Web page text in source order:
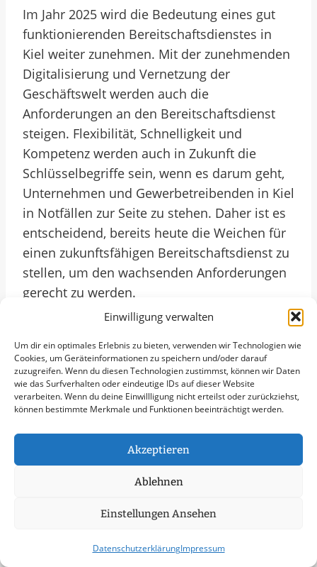
Einwilligung verwalten
Um dir ein optimales Erlebnis zu bieten, verwenden wir Technologien wie
Cookies, um Geräteinformationen zu speichern und/oder darauf
zuzugreifen. Wenn du diesen Technologien zustimmst, können wir Daten
wie das Surfverhalten oder eindeutige IDs auf dieser Website
verarbeiten. Wenn du deine Einwillligung nicht erteilst oder zurückziehst,
können bestimmte Merkmale und Funktionen beeinträchtigt werden.
Akzeptieren
Ablehnen
Einstellungen Ansehen
DatenschutzerklärungImpressum
Im Jahr 2025 wird die Bedeutung eines gut
funktionierenden Bereitschaftsdienstes in
Kiel weiter zunehmen. Mit der zunehmenden
Digitalisierung und Vernetzung der
Geschäftswelt werden auch die
Anforderungen an den Bereitschaftsdienst
steigen. Flexibilität, Schnelligkeit und
Kompetenz werden auch in Zukunft die
Schlüsselbegriffe sein, wenn es darum geht,
Unternehmen und Gewerbetreibenden in Kiel
in Notfällen zur Seite zu stehen. Daher ist es
entscheidend, bereits heute die Weichen für
einen zukunftsfähigen Bereitschaftsdienst zu
stellen, um den wachsenden Anforderungen
gerecht zu werden.
Maßgeschneiderter
Bereitschaftsdienst Für
Unternehmen In Kiel
In Kiel gewinnen Unternehmen mit einem
Sicherheit und Vertrauen. Ein gut
organisierter Bereitschaftsdienst stellt sicher,
dass im Notfall schnell reagiert werden kann.
reibungslose Abläufe, sondern auch für
Durch einen professionellen